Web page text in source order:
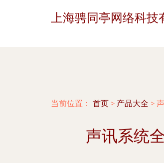
上海骋同亭网络科技
当前位置： 首页 > 产品大全 >
声讯系统